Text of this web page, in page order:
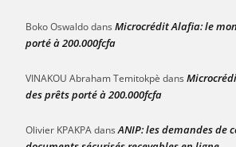
Boko Oswaldodans Microcrédit Alafia: le
porté à 200.000fcfa
VINAKOU Abraham Temitokpè dans
des prêts porté à 200.000fcfa
Olivier KPAKPAdansANIP: les demandes de